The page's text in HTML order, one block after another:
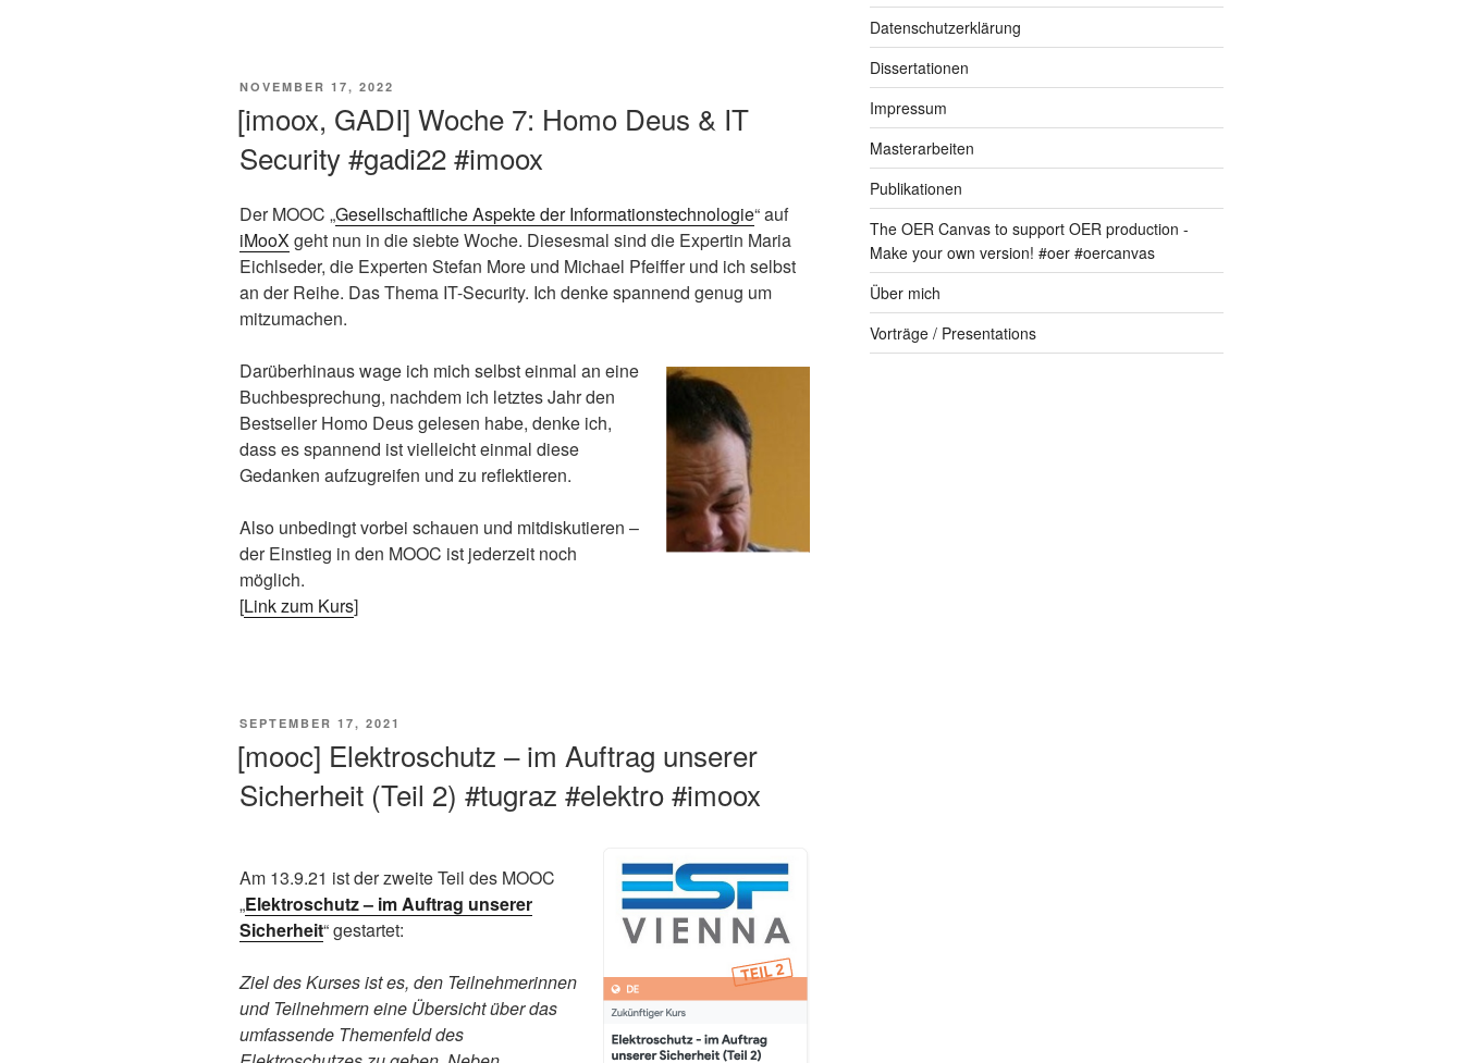
VERÖFFENTLICHT
NOVEMBER 17, 2022
[imoox, GADI] Woche 7: Homo Deus & IT
Security #gadi22 #imoox
Der MOOC „Gesellschaftliche Aspekte der Informationstechnologie“ auf
iMooX geht nun in die siebte Woche. Diesesmal sind die Expertin Maria
Eichlseder, die Experten Stefan More und Michael Pfeiffer und ich selbst
an der Reihe. Das Thema IT-Security. Ich denke spannend genug um
mitzumachen.
Darüberhinaus wage ich mich selbst einmal an eine
Buchbesprechung, nachdem ich letztes Jahr den
Bestseller Homo Deus gelesen habe, denke ich,
dass es spannend ist vielleicht einmal diese
Gedanken aufzugreifen und zu reflektieren.
Also unbedingt vorbei schauen und mitdiskutieren –
der Einstieg in den MOOC ist jederzeit noch
möglich.
[Link zum Kurs]
VERÖFFENTLICHT
SEPTEMBER 17, 2021
[mooc] Elektroschutz – im Auftrag unserer
Sicherheit (Teil 2) #tugraz #elektro #imoox
Am 13.9.21 ist der zweite Teil des MOOC
„Elektroschutz – im Auftrag unserer
Sicherheit“ gestartet:
Ziel des Kurses ist es, den Teilnehmerinnen
und Teilnehmern eine Übersicht über das
umfassende Themenfeld des
Datenschutzerklärung
Dissertationen
Impressum
Masterarbeiten
Publikationen
The OER Canvas to support OER production -
Make your own version! #oer #oercanvas
Über mich
Vorträge / Presentations